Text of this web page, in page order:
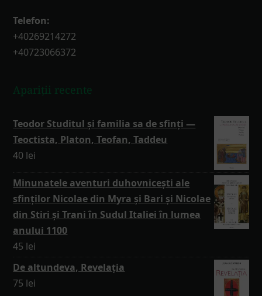
Telefon:
+40269214272
+40723066372
Apariții recente
Teodor Studitul și familia sa de sfinți —
Teoctista, Platon, Teofan, Taddeu
40 lei
Minunatele aventuri duhovnicești ale
sfinților Nicolae din Myra și Bari și Nicolae
din Stiri și Trani în Sudul Italiei în lumea
anului 1100
45 lei
De altundeva, Revelația
75 lei